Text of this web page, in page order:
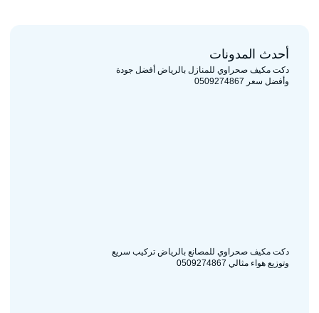
أحدث المدونات
دكت مكيف صحراوي للمنازل بالرياض أفضل جودة
وأفضل سعر 0509274867
دكت مكيف صحراوي للمصانع بالرياض تركيب سريع
وتوزيع هواء مثالي 0509274867